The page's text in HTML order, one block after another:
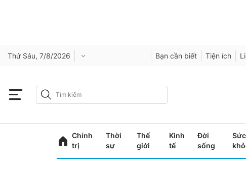
Thứ Sáu, 7/8/2026 Bạn cần biết Tiện ích
Chính
trị
Thời
sự
Thế
giới
Kinh
tế
Đời
sống
Sức